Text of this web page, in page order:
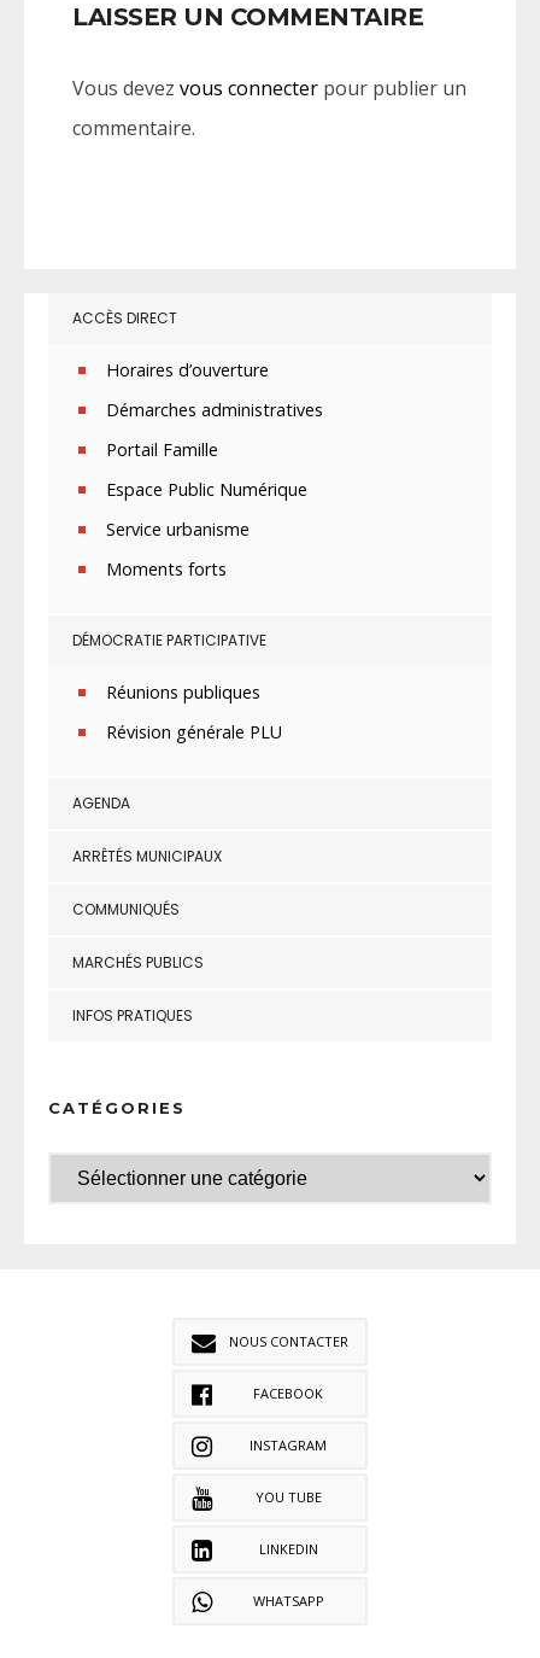
LAISSER UN COMMENTAIRE
Vous devez vous connecter pour publier un
commentaire.
ACCÈS DIRECT
Horaires d’ouverture
Démarches administratives
Portail Famille
Espace Public Numérique
Service urbanisme
Moments forts
DÉMOCRATIE PARTICIPATIVE
Réunions publiques
Révision générale PLU
AGENDA
ARRÊTÉS MUNICIPAUX
COMMUNIQUÉS
MARCHÉS PUBLICS
INFOS PRATIQUES
CATÉGORIES
NOUS CONTACTER
FACEBOOK
INSTAGRAM
YOU TUBE
LINKEDIN
WHATSAPP